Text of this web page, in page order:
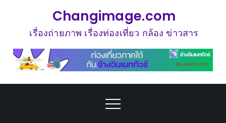
Changimage.com
เรื่องถ่ายภาพ เรื่องท่องเที่ยว กล้อง ข่าวสาร